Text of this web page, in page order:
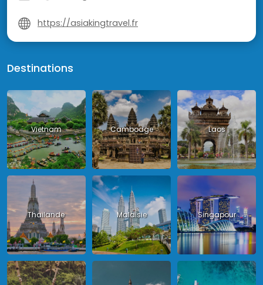
https://asiakingtravel.fr
Destinations
Vietnam Cambodge Laos
Thailande Malaisie Singapour